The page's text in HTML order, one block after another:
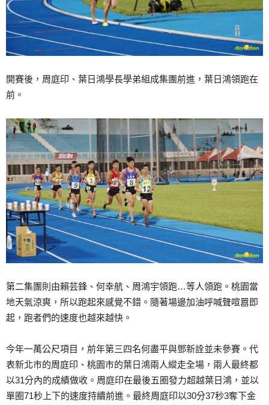
開賽後，周庭印、葉日鴻學長學弟組成集團前進，葉日鴻領跑在
前。
第二集團則由賴芸鋒、何幸航、周鴻宇領跑…等人領跑。桃園當
地天氣涼爽，所以跑起來感覺不錯。隨著場邊加油呼喊聲喧囂即
起，跑者們的速度也越來越快。
今年一萬公尺項目，前年第三四名何盡平與鄧新詮並未參賽。代
表新北市的周庭印、桃園市的葉日鴻兩人縱走全場，兩人最終都
以31分內的成績做收。周庭印在最後五圈發力超越葉日鴻，並以
單圈71秒上下的速度持續前進。最終周庭印以30分37秒3奪下金